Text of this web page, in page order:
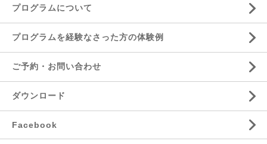
プログラムについて
プログラムを経験なさった方の体験例
ご予約・お問い合わせ
ダウンロード
Facebook